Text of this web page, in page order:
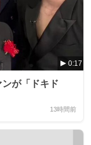
0:17
が「ドキド
13時間前